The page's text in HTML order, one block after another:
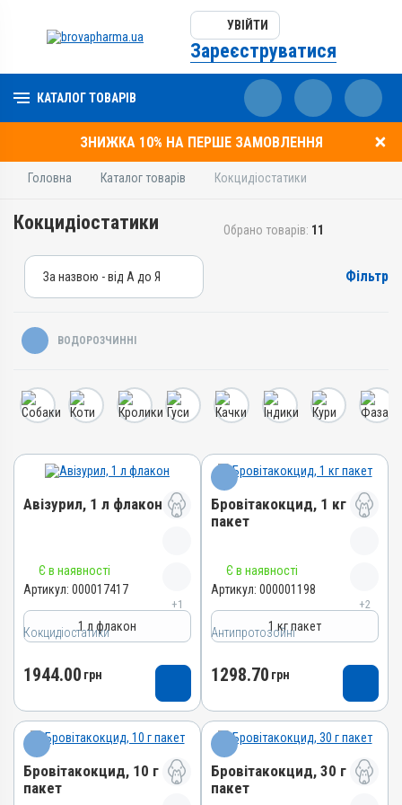
УВІЙТИ
Зареєструватися
КАТАЛОГ ТОВАРІВ
ЗНИЖКА 10% НА ПЕРШЕ ЗАМОВЛЕННЯ
Головна Каталог товарів Кокцидіостатики
Кокцидіостатики Обрано товарів: 11
За назвою - від А до Я
За ціною – від дорогих
Фільтр
ВОДОРОЗЧИННІ
Кокцидіостатики
Авізурил, 1 л флакон
+1
000017417
4820012505012
АВ-09474-01-21
Групи препаратів
Кокцидіостатики,
Антипротозойні
Є в наявності
Артикул: 000017417
1 л флакон
1944.00 грн
Антипротозойні
Бровітакокцид, 1 кг
пакет
+2
Назва препарату
Бровітакокцид
Артикул
000001198
4820012500062
АВ-01156-01-10
Групи препаратів
Антипротозойні,
Протипаразитарні,
Є в наявності
Артикул: 000001198
1 кг пакет
1298.70 грн
Бровітакокцид, 10 г
пакет
Бровітакокцид, 30 г
пакет